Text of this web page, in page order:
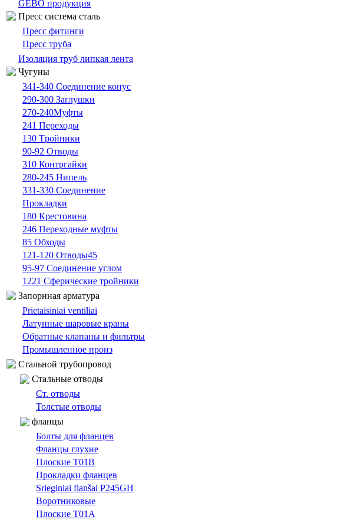
GEBO продукция
Пресс система сталь
Пресс фитинги
Пресс труба
Изоляция труб липкая лента
Чугуны
341-340 Cоединение конус
290-300 Заглушки
270-240Муфты
241 Переходы
130 Tройники
90-92 Отводы
310 Контргайки
280-245 Нипель
331-330 Cоединение
Прокладки
180 Крестовина
246 Переходные муфты
85 Oбходы
121-120 Отводы45
95-97 Cоединение углом
1221 Сферические тройники
Запорнная арматура
Prietaisiniai ventiliai
Латунные шаровые краны
Обратные клапаны и фильтры
Промышленное произ
Cтальной трубопровод
Cтальные oтводы
Ст. отводы
Толстые oтводы
фланцы
Болты для фланцев
Фланцы глухие
Плоские T01B
Прокладки фланцев
Srieginiai flanšai P245GH
Bоротниковыe
Плоские T01A